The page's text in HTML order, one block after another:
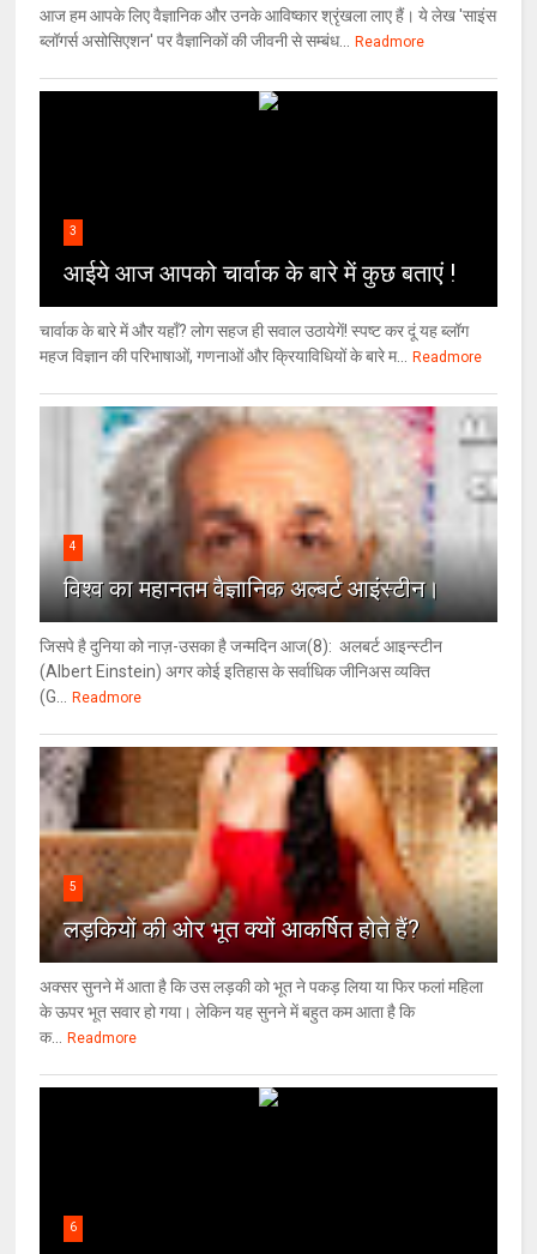
आज हम आपके लिए वैज्ञानिक और उनके आविष्कार श्रृंखला लाए हैं। ये लेख 'साइंस
ब्लॉगर्स असोसिएशन' पर वैज्ञा‍निकों की जीवनी से सम्बंध...
Readmore
3
आईये आज आपको चार्वाक के बारे में कुछ बताएं !
चार्वाक के बारे में और यहाँ? लोग सहज ही सवाल उठायेगें! स्पष्ट कर दूं यह ब्लॉग
महज विज्ञान की परिभाषाओं, गणनाओं और क्रियाविधियों के बारे म...
Readmore
4
विश्‍व का महानतम वैज्ञानिक अल्बर्ट आइंस्टीन।
जिसपे है दुनिया को नाज़-उसका है जन्मदिन आज(8): अलबर्ट आइन्स्टीन
(Albert Einstein) अगर कोई इतिहास के सर्वाधिक जीनिअस व्यक्ति
(G...
Readmore
5
लड़कियों की ओर भूत क्‍यों आकर्षित होते हैं?
अक्सर सुनने में आता है कि उस लड़की को भूत ने पकड़ लिया या फिर फलां महिला
के ऊपर भूत सवार हो गया। लेकिन यह सुनने में बहुत कम आता है कि
क...
Readmore
6